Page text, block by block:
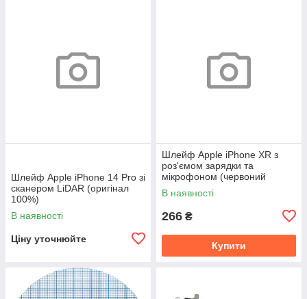
Шлейф Apple iPhone 14 Pro зі
сканером LiDAR (оригінал
100%)
В наявності
Ціну уточнюйте
Шлейф Apple iPhone XR з
роз'ємом зарядки та
мікрофоном (червоний
оригінал Китай)
В наявності
266 ₴
Купити